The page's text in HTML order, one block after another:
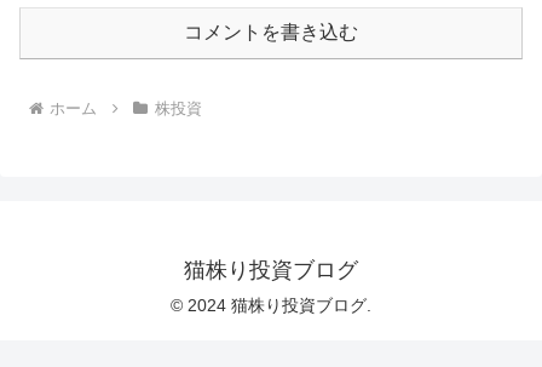
コメントを書き込む
ホーム 株投資
猫株り投資ブログ
© 2024 猫株り投資ブログ.